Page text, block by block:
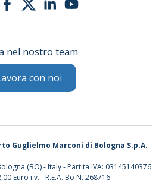
nel nostro team
con noi
Guglielmo Marconi di Bologna S.p.A. -
(BO) - Italy - Partita IVA: 03145140376
Euro i.v. - R.E.A. Bo N. 268716